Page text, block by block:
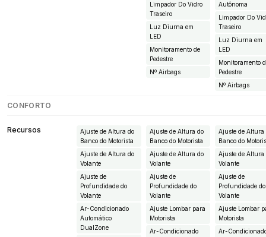
Limpador Do Vidro
Traseiro
Luz Diurna em
LED
Monitoramento de
Pedestre
Nº Airbags
Autônoma
Limpador Do
Traseiro
Luz Diurna em
LED
Monitoramento
Pedestre
Nº Airbags
CONFORTO
Recursos
Ajuste de Altura do
Banco do Motorista
Ajuste de Altura do
Volante
Ajuste de
Profundidade do
Volante
Ar-Condicionado
Automático
DualZone
Ajuste de Altura do
Banco do Motorista
Ajuste de Altura do
Volante
Ajuste de
Profundidade do
Volante
Ajuste Lombar para
Motorista
Ar-Condicionado
Ajuste de Altura
Banco do
Ajuste de Altura
Volante
Ajuste de
Profundidade do
Volante
Ajuste Lombar
Motorista
Ar-